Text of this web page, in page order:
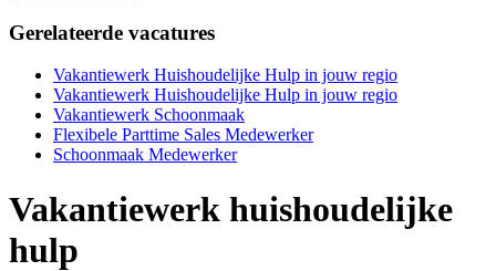
Gerelateerde vacatures
Vakantiewerk Huishoudelijke Hulp in jouw regio
Vakantiewerk Huishoudelijke Hulp in jouw regio
Vakantiewerk Schoonmaak
Flexibele Parttime Sales Medewerker
Schoonmaak Medewerker
Vakantiewerk huishoudelijke
hulp